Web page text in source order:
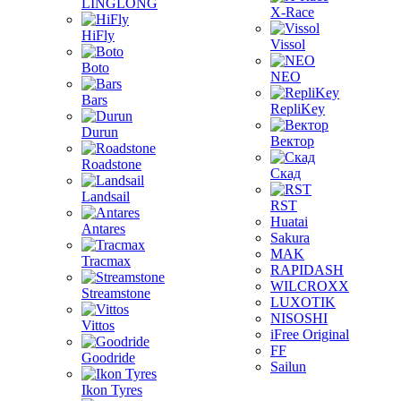
LINGLONG
HiFly
Boto
Bars
Durun
Roadstone
Landsail
Antares
Tracmax
Streamstone
Vittos
Goodride
Ikon Tyres
X-Race
Vissol
NEO
RepliKey
Вектор
Скад
RST
Huatai
Sakura
MAK
RAPIDASH
WILCROXX
LUXOTIK
NISOSHI
iFree Original
FF
Sailun